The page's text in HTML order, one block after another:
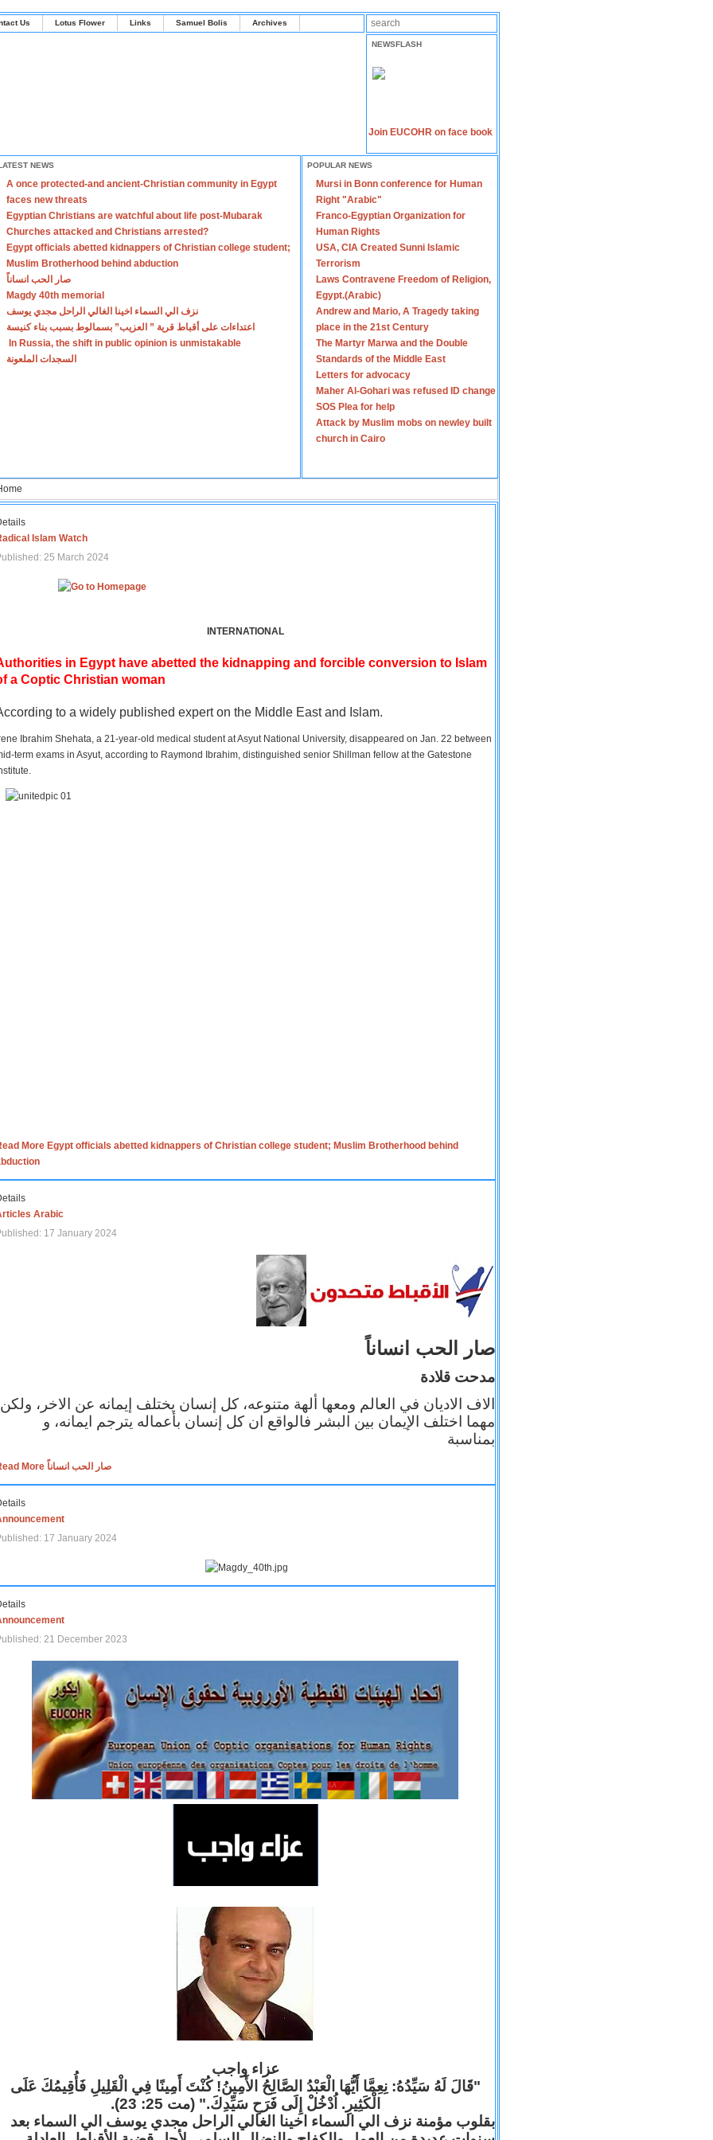
Us Lotus Flower Links Samuel Bolis Archives
NEWSFLASH
Join EUCOHR on face book
NEWS
A once protected-and ancient-Christian community in Egypt
faces new threats
Egyptian Christians are watchful about life post-Mubarak
Churches attacked and Christians arrested?
Egypt officials abetted kidnappers of Christian college student;
Muslim Brotherhood behind abduction
صار الحب انساناً
Magdy 40th memorial
نزف الي السماء اخينا الغالي الراحل مجدي يوسف
اعتداءات على أقباط قرية ” العزيب” بسمالوط بسبب بناء كنيسة
In Russia, the shift in public opinion is unmistakable
السجدات الملعونة
POPULAR NEWS
Mursi in Bonn conference for Human
Right "Arabic"
Franco-Egyptian Organization for
Human Rights
USA, CIA Created Sunni Islamic
Terrorism
Laws Contravene Freedom of Religion,
Egypt.(Arabic)
Andrew and Mario, A Tragedy taking
place in the 21st Century
The Martyr Marwa and the Double
Standards of the Middle East
Letters for advocacy
Maher Al-Gohari was refused ID change
SOS Plea for help
Attack by Muslim mobs on newley built
church in Cairo
Islam Watch
25 March 2024
INTERNATIONAL
in Egypt have abetted the kidnapping and forcible conversion to Islam
a Coptic Christian woman
to a widely published expert on the Middle East and Islam.
Ibrahim Shehata, a 21-year-old medical student at Asyut National University, disappeared on Jan. 22 between
term exams in Asyut, according to Raymond Ibrahim, distinguished senior Shillman fellow at the Gatestone
More Egypt officials abetted kidnappers of Christian college student; Muslim Brotherhood behind
Arabic
17 January 2024
صار الحب انساناً
مدحت قلادة
الاف الاديان في العالم ومعها ألهة متنوعه، كل إنسان يختلف إيمانه عن الاخر، ولكن
مهما اختلف الإيمان بين البشر فالواقع ان كل إنسان بأعماله يترجم ايمانه، و
بمناسبة
Read More صار الحب انساناً
17 January 2024
21 December 2023
عزاء واجب
"قَالَ لَهُ سَيِّدُهُ: نِعِمَّا أَيُّهَا الْعَبْدُ الصَّالِحُ الأَمِينُ! كُنْتَ أَمِينًا فِي الْقَلِيلِ فَأُقِيمُكَ عَلَى
الْكَثِيرِ. اُدْخُلْ إِلَى فَرَحِ سَيِّدِكَ." (مت 25: 23).
بقلوب مؤمنة نزف الي السماء اخينا الغالي الراحل مجدي يوسف الي السماء بعد